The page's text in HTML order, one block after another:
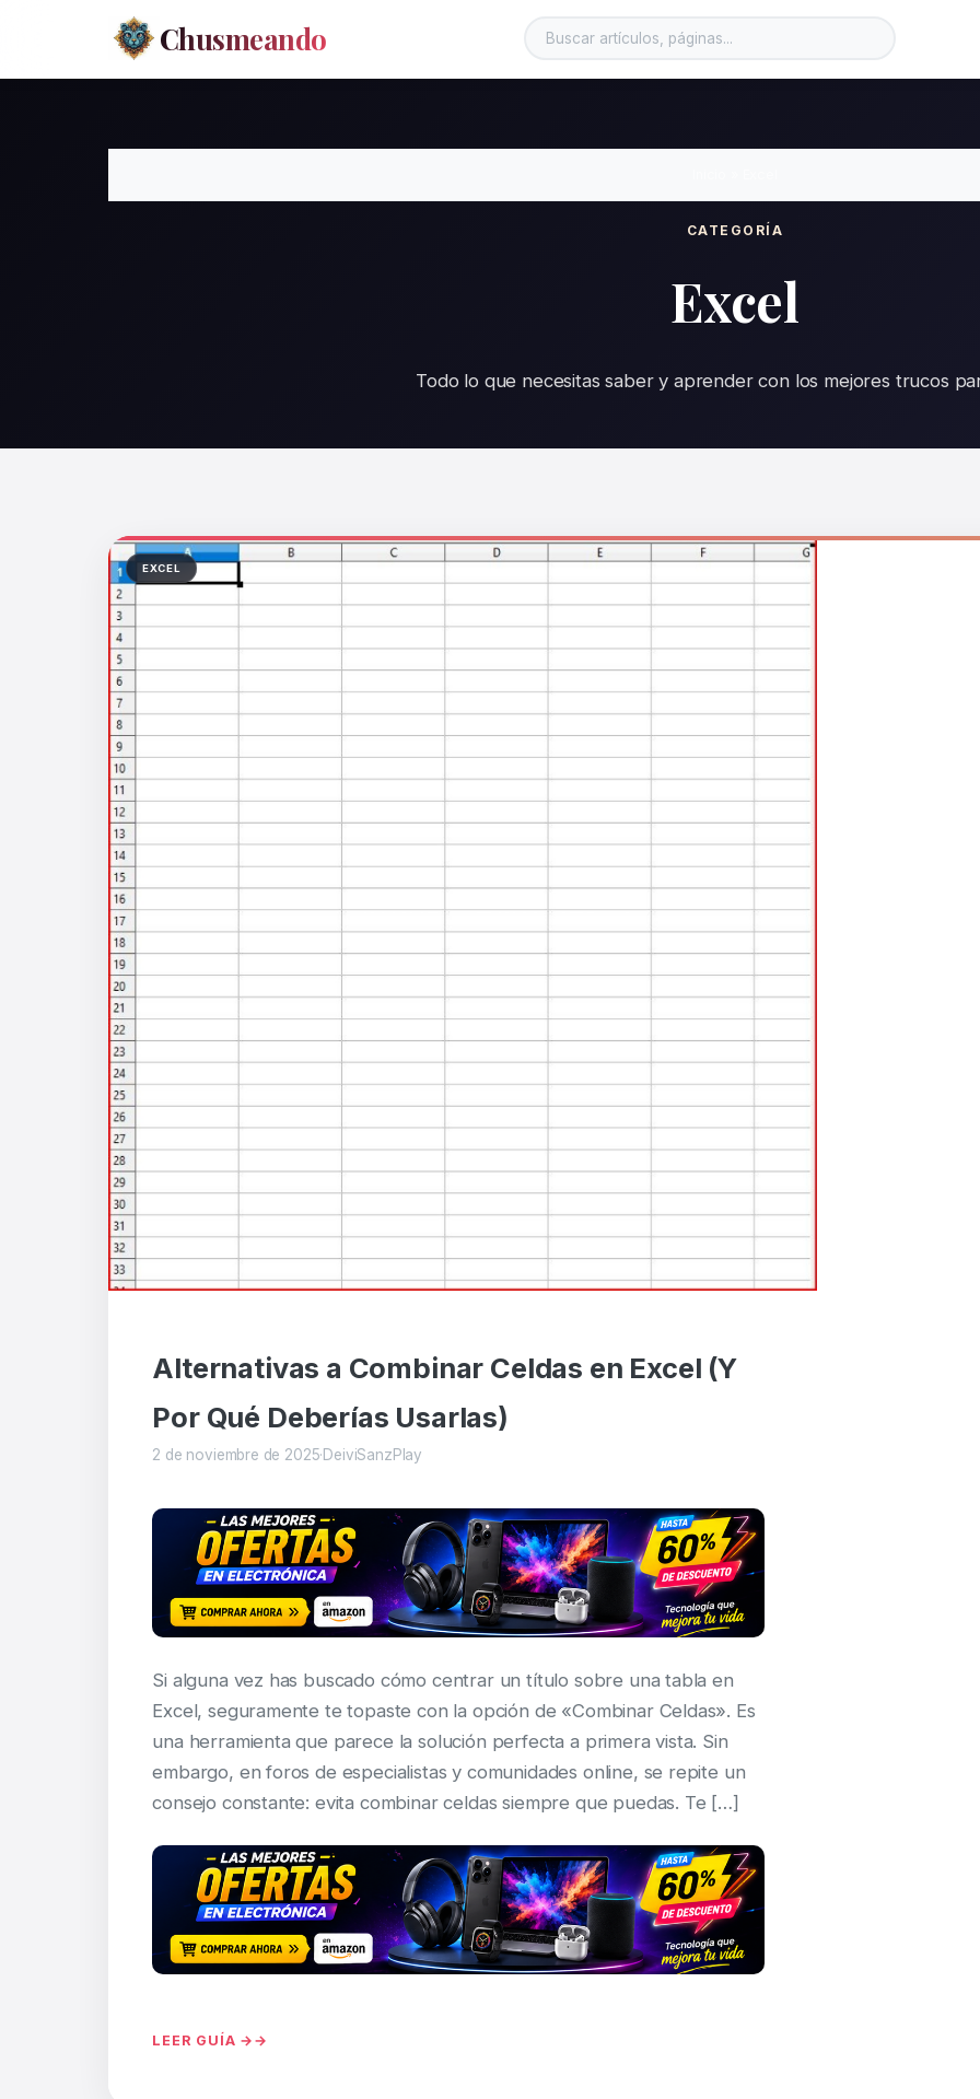
Chusmeando
CATEGORÍA
Excel
Todo lo que necesitas saber y aprender con los mejores trucos
EXCEL
Alternativas a Combinar Celdas en Excel (Y
Por Qué Deberías Usarlas)
2 de noviembre de 2025·DeiviSanzPlay
Si alguna vez has buscado cómo centrar un título sobre una tabla en
Excel, seguramente te topaste con la opción de «Combinar Celdas». Es
una herramienta que parece la solución perfecta a primera vista. Sin
embargo, en foros de especialistas y comunidades online, se repite un
consejo constante: evita combinar celdas siempre que puedas. Te […]
LEER GUÍA →